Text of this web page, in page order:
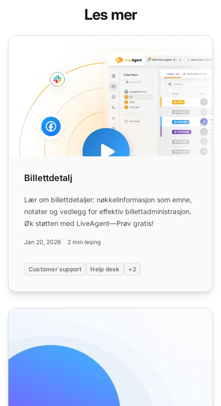
Les mer
Billettdetalj
Billettdetalj
Lær om billettdetaljer: nøkkelinformasjon som emne,
notater og vedlegg for effektiv billettadministrasjon.
Øk støtten med LiveAgent—Prøv gratis!
Jan 20, 2026 2 min lesing
Customer support Help desk +2
Billettfiltre